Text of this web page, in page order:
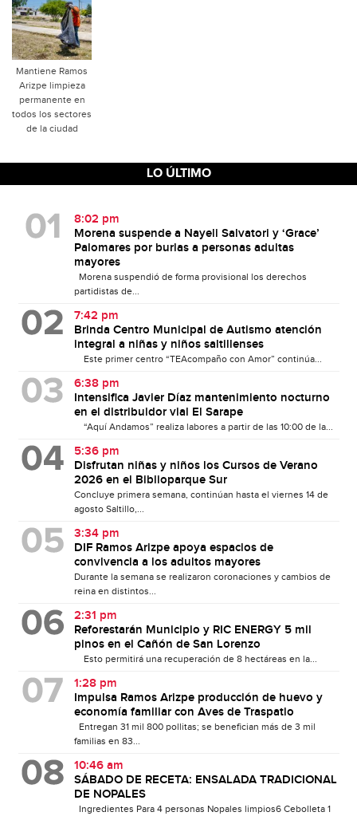
Mantiene Ramos
Arizpe limpieza
permanente en
todos los sectores
de la ciudad
LO ÚLTIMO
8:02 pm
Morena suspende a Nayeli Salvatori y ‘Grace’
Palomares por burlas a personas adultas
mayores
Morena suspendió de forma provisional los derechos
partidistas de...
7:42 pm
Brinda Centro Municipal de Autismo atención
integral a niñas y niños saltillenses
Este primer centro “TEAcompaño con Amor” continúa...
6:38 pm
Intensifica Javier Díaz mantenimiento nocturno
en el distribuidor vial El Sarape
“Aquí Andamos” realiza labores a partir de las 10:00 de la...
5:36 pm
Disfrutan niñas y niños los Cursos de Verano
2026 en el Biblioparque Sur
Concluye primera semana, continúan hasta el viernes 14 de
agosto Saltillo,...
3:34 pm
DIF Ramos Arizpe apoya espacios de
convivencia a los adultos mayores
Durante la semana se realizaron coronaciones y cambios de
reina en distintos...
2:31 pm
Reforestarán Municipio y RIC ENERGY 5 mil
pinos en el Cañón de San Lorenzo
Esto permitirá una recuperación de 8 hectáreas en la...
1:28 pm
Impulsa Ramos Arizpe producción de huevo y
economía familiar con Aves de Traspatio
Entregan 31 mil 800 pollitas; se benefician más de 3 mil
familias en 83...
10:46 am
SÁBADO DE RECETA: ENSALADA TRADICIONAL
DE NOPALES
Ingredientes Para 4 personas Nopales limpios6 Cebolleta 1